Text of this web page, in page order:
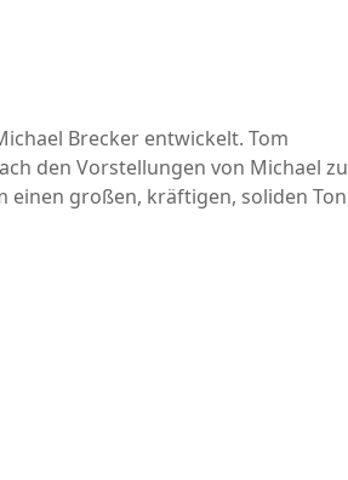
Brecker entwickelt. Tom
den Vorstellungen von Michael zu
einen großen, kräftigen, soliden Ton